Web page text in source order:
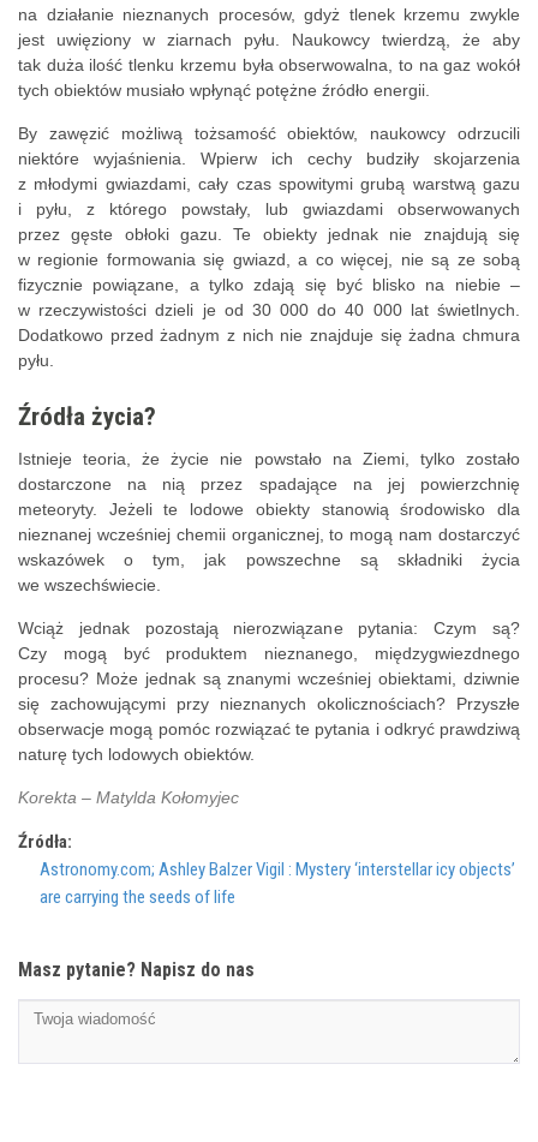
na działanie nieznanych procesów, gdyż tlenek krzemu zwykle
jest uwięziony w ziarnach pyłu. Naukowcy twierdzą, że aby
tak duża ilość tlenku krzemu była obserwowalna, to na gaz wokół
tych obiektów musiało wpłynąć potężne źródło energii.
By zawęzić możliwą tożsamość obiektów, naukowcy odrzucili
niektóre wyjaśnienia. Wpierw ich cechy budziły skojarzenia
z młodymi gwiazdami, cały czas spowitymi grubą warstwą gazu
i pyłu, z którego powstały, lub gwiazdami obserwowanych
przez gęste obłoki gazu. Te obiekty jednak nie znajdują się
w regionie formowania się gwiazd, a co więcej, nie są ze sobą
fizycznie powiązane, a tylko zdają się być blisko na niebie –
w rzeczywistości dzieli je od 30 000 do 40 000 lat świetlnych.
Dodatkowo przed żadnym z nich nie znajduje się żadna chmura
pyłu.
Źródła życia?
Istnieje teoria, że życie nie powstało na Ziemi, tylko zostało
dostarczone na nią przez spadające na jej powierzchnię
meteoryty. Jeżeli te lodowe obiekty stanowią środowisko dla
nieznanej wcześniej chemii organicznej, to mogą nam dostarczyć
wskazówek o tym, jak powszechne są składniki życia
we wszechświecie.
Wciąż jednak pozostają nierozwiązane pytania: Czym są?
Czy mogą być produktem nieznanego, międzygwiezdnego
procesu? Może jednak są znanymi wcześniej obiektami, dziwnie
się zachowującymi przy nieznanych okolicznościach? Przyszłe
obserwacje mogą pomóc rozwiązać te pytania i odkryć prawdziwą
naturę tych lodowych obiektów.
Korekta – Matylda Kołomyjec
Źródła:
Astronomy.com; Ashley Balzer Vigil : Mystery ‘interstellar icy objects’
are carrying the seeds of life
Masz pytanie? Napisz do nas